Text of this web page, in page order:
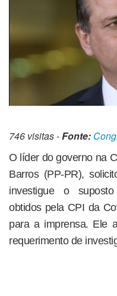
746 visitas -Fonte:
O líder do governo na
Barros (PP-PR),
investigue o
obtidos pela CPI da
para a imprensa. Ele
requerimento de